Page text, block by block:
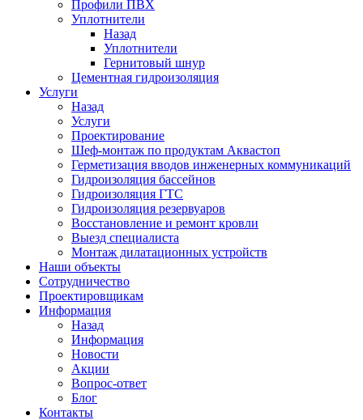
Профили ПВХ
Уплотнители
Назад
Уплотнители
Гернитовый шнур
Цементная гидроизоляция
Услуги
Назад
Услуги
Проектирование
Шеф-монтаж по продуктам Аквастоп
Герметизация вводов инженерных коммуникаций
Гидроизоляция бассейнов
Гидроизоляция ГТС
Гидроизоляция резервуаров
Восстановление и ремонт кровли
Выезд специалиста
Монтаж дилатационных устройств
Наши объекты
Сотрудничество
Проектировщикам
Информация
Назад
Информация
Новости
Акции
Вопрос-ответ
Блог
Контакты